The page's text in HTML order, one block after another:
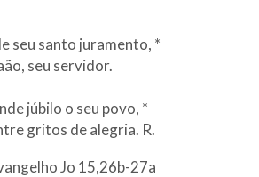
seu santo juramento, *
seu servidor.
júbilo o seu povo, *
gritos de alegria. R.
Jo 15,26b-27a